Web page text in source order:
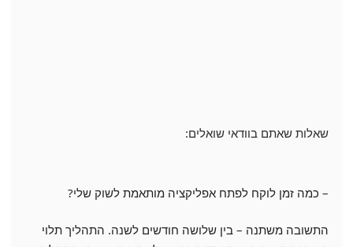
שאלות שאתם בוודאי שואלים:
– כמה זמן לוקח לפתח אפליקציה מותאמת לשוק שלי?
התשובה משתנה – בין שלושה חודשים לשנה. התהליך תלוי